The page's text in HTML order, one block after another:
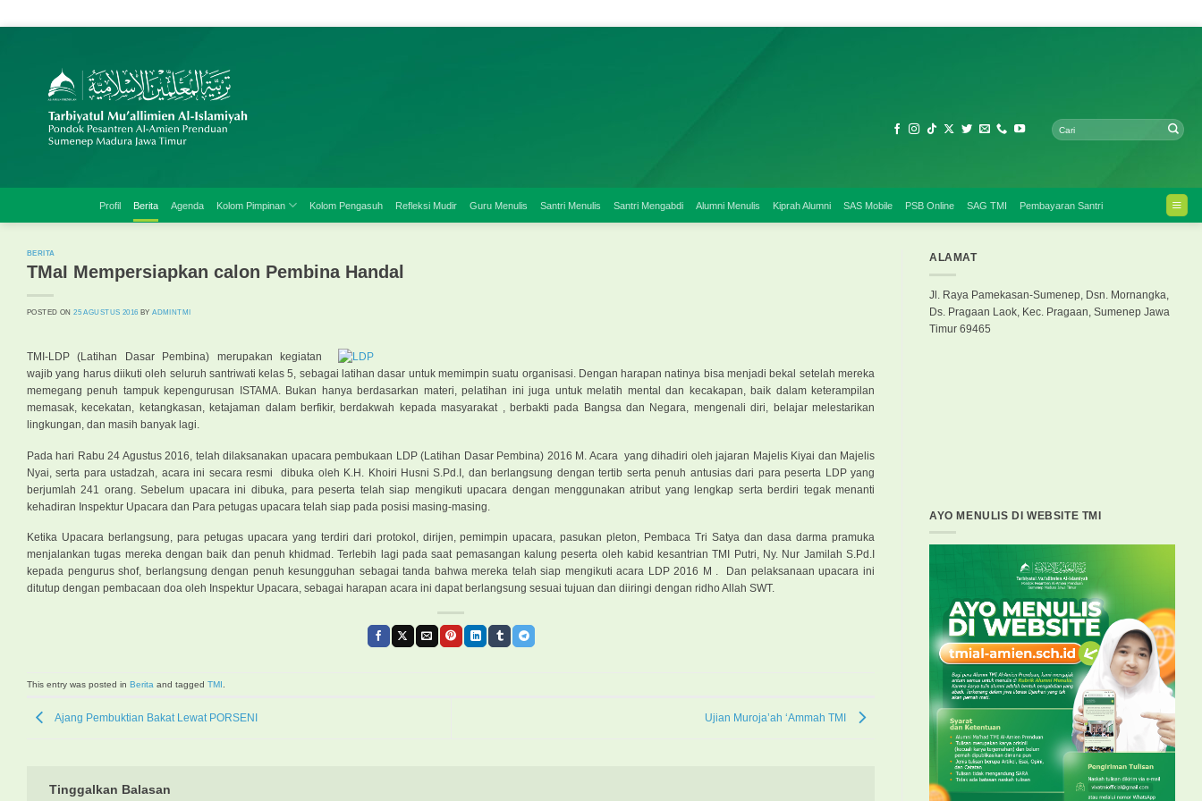
Profil Berita Agenda Kolom Pimpinan Kolom Pengasuh Refleksi Mudir Guru Menulis Santri Menulis Santri Mengabdi Alumni Menulis Kiprah Alumni SAS Mobile PSB Online SAG TMI Pembayaran Santri
BERITA
TMaI Mempersiapkan calon Pembina Handal
POSTED ON25 AGUSTUS 2016 BYADMINTMI
TMI-LDP (Latihan Dasar Pembina) merupakan kegiatan
wajib yang harus diikuti oleh seluruh santriwati kelas 5, sebagai latihan dasar untuk memimpin suatu organisasi. Dengan harapan natinya bisa menjadi bekal setelah mereka
memegang penuh tampuk kepengurusan ISTAMA. Bukan hanya berdasarkan materi, pelatihan ini juga untuk melatih mental dan kecakapan, baik dalam keterampilan
memasak, kecekatan, ketangkasan, ketajaman dalam berfikir, berdakwah kepada masyarakat , berbakti pada Bangsa dan Negara, mengenali diri, belajar melestarikan
lingkungan, dan masih banyak lagi.
Pada hari Rabu 24 Agustus 2016, telah dilaksanakan upacara pembukaan LDP (Latihan Dasar Pembina) 2016 M. Acara yang dihadiri oleh jajaran Majelis Kiyai dan Majelis
Nyai, serta para ustadzah, acara ini secara resmi dibuka oleh K.H. Khoiri Husni S.Pd.I, dan berlangsung dengan tertib serta penuh antusias dari para peserta LDP yang
berjumlah 241 orang. Sebelum upacara ini dibuka, para peserta telah siap mengikuti upacara dengan menggunakan atribut yang lengkap serta berdiri tegak menanti
kehadiran Inspektur Upacara dan Para petugas upacara telah siap pada posisi masing-masing.
Ketika Upacara berlangsung, para petugas upacara yang terdiri dari protokol, dirijen, pemimpin upacara, pasukan pleton, Pembaca Tri Satya dan dasa darma pramuka
menjalankan tugas mereka dengan baik dan penuh khidmad. Terlebih lagi pada saat pemasangan kalung peserta oleh kabid kesantrian TMI Putri, Ny. Nur Jamilah S.Pd.I
kepada pengurus shof, berlangsung dengan penuh kesungguhan sebagai tanda bahwa mereka telah siap mengikuti acara LDP 2016 M . Dan pelaksanaan upacara ini
ditutup dengan pembacaan doa oleh Inspektur Upacara, sebagai harapan acara ini dapat berlangsung sesuai tujuan dan diiringi dengan ridho Allah SWT.
This entry was posted in Berita and tagged TMI
Ajang Pembuktian Bakat Lewat PORSENI Ujian Muroja’ah ‘Ammah TMI
Tinggalkan Balasan
ALAMAT
Jl. Raya Pamekasan-Sumenep, Dsn. Mornangka,
Ds. Pragaan Laok, Kec. Pragaan, Sumenep Jawa
Timur 69465
AYO MENULIS DI WEBSITE TMI